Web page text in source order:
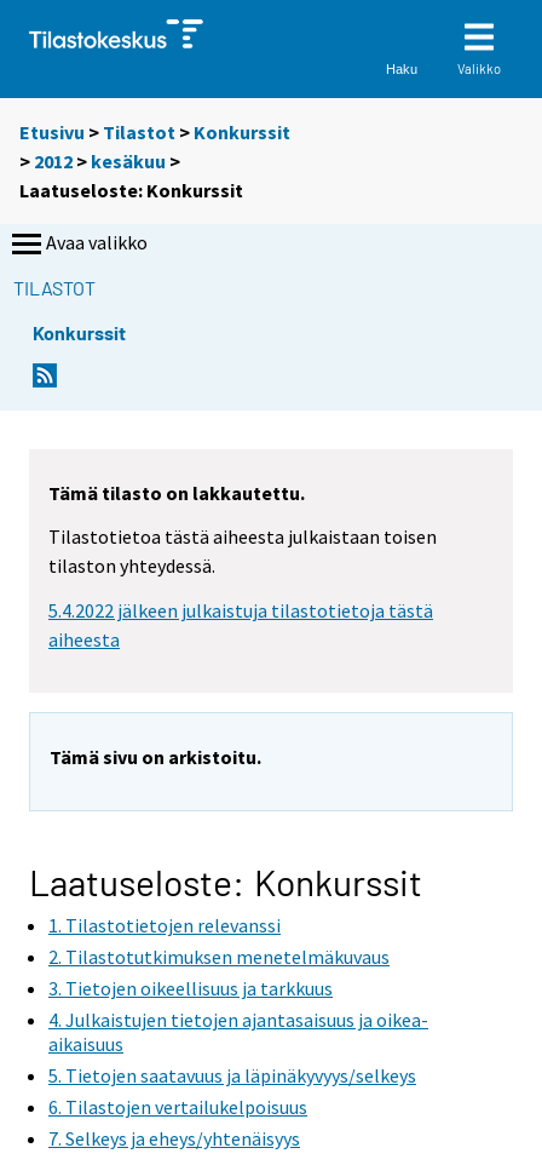
Haku Valikko
Etusivu > Tilastot > Konkurssit
> 2012 > kesäkuu >
Laatuseloste: Konkurssit
Avaa valikko
TILASTOT
Konkurssit
Tämä tilasto on lakkautettu.
Tilastotietoa tästä aiheesta julkaistaan toisen
tilaston yhteydessä.
5.4.2022 jälkeen julkaistuja tilastotietoja tästä
aiheesta
Tämä sivu on arkistoitu.
Laatuseloste: Konkurssit
1. Tilastotietojen relevanssi
2. Tilastotutkimuksen menetelmäkuvaus
3. Tietojen oikeellisuus ja tarkkuus
4. Julkaistujen tietojen ajantasaisuus ja oikea-
aikaisuus
5. Tietojen saatavuus ja läpinäkyvyys/selkeys
6. Tilastojen vertailukelpoisuus
7. Selkeys ja eheys/yhtenäisyys